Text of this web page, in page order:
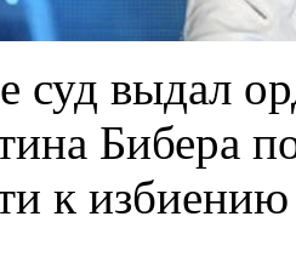
суд выдал
Бибера
к